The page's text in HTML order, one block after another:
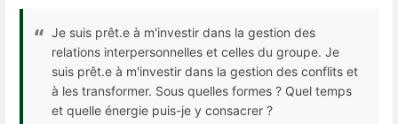
Je suis prêt.e à m'investir dans la gestion des
relations interpersonnelles et celles du groupe. Je
suis prêt.e à m'investir dans la gestion des conflits et
à les transformer. Sous quelles formes ? Quel temps
et quelle énergie puis-je y consacrer ?